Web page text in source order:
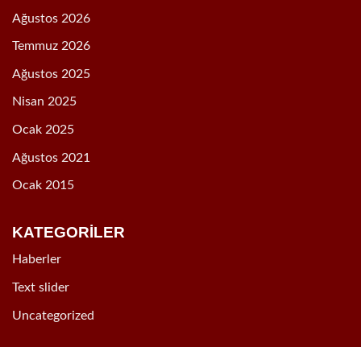
Ağustos 2026
Temmuz 2026
Ağustos 2025
Nisan 2025
Ocak 2025
Ağustos 2021
Ocak 2015
KATEGORİLER
Haberler
Text slider
Uncategorized